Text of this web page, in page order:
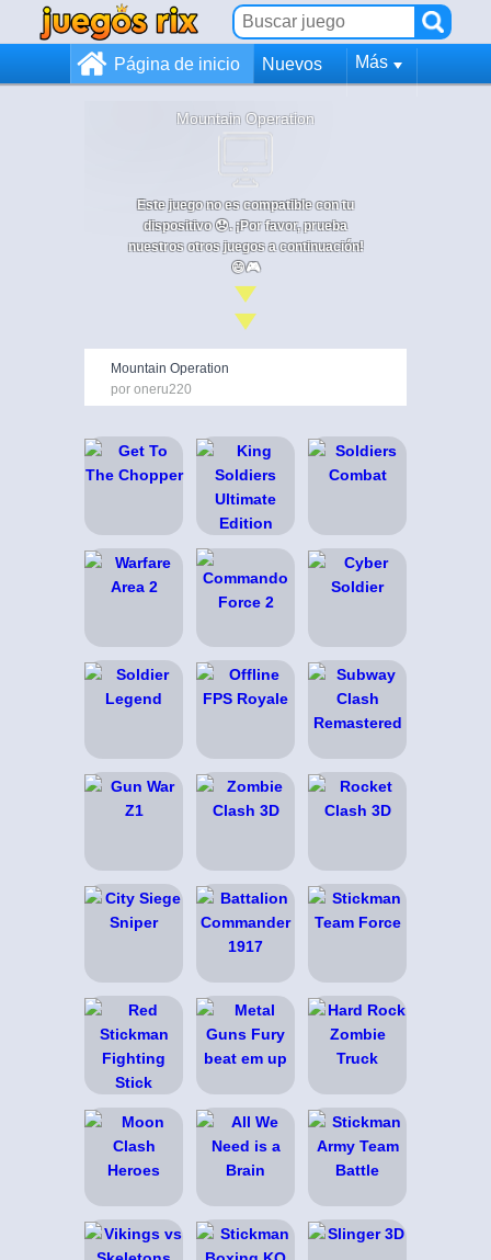
Página de inicio Nuevos Más
Mountain Operation
Este juego no es compatible con tu
dispositivo 😞. ¡Por favor, prueba
nuestros otros juegos a continuación!
😄🎮
Mountain Operation
por oneru220